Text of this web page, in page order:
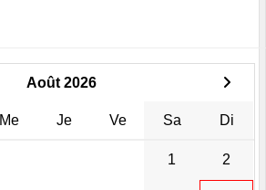
Août 2026
Me Je Ve Sa Di
1 2